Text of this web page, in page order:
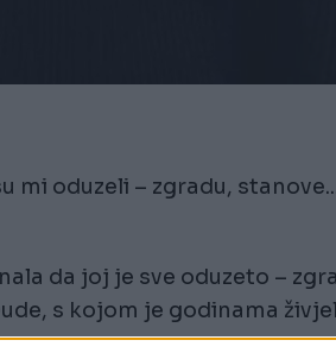
oduzeli – zgradu,
da joj je sve oduzeto –
s kojom je godinama